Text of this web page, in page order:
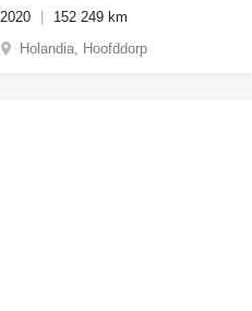
2020
152 249 km
Holandia, Hoofddorp